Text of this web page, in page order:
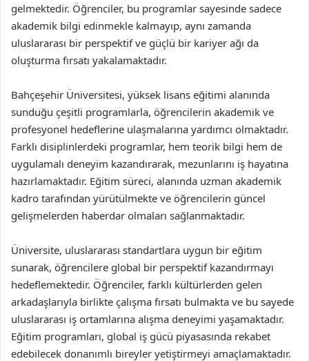
gelmektedir. Öğrenciler, bu programlar sayesinde sadece
akademik bilgi edinmekle kalmayıp, aynı zamanda
uluslararası bir perspektif ve güçlü bir kariyer ağı da
oluşturma fırsatı yakalamaktadır.
Bahçeşehir Üniversitesi, yüksek lisans eğitimi alanında
sunduğu çeşitli programlarla, öğrencilerin akademik ve
profesyonel hedeflerine ulaşmalarına yardımcı olmaktadır.
Farklı disiplinlerdeki programlar, hem teorik bilgi hem de
uygulamalı deneyim kazandırarak, mezunlarını iş hayatına
hazırlamaktadır. Eğitim süreci, alanında uzman akademik
kadro tarafından yürütülmekte ve öğrencilerin güncel
gelişmelerden haberdar olmaları sağlanmaktadır.
Üniversite, uluslararası standartlara uygun bir eğitim
sunarak, öğrencilere global bir perspektif kazandırmayı
hedeflemektedir. Öğrenciler, farklı kültürlerden gelen
arkadaşlarıyla birlikte çalışma fırsatı bulmakta ve bu sayede
uluslararası iş ortamlarına alışma deneyimi yaşamaktadır.
Eğitim programları, global iş gücü piyasasında rekabet
edebilecek donanımlı bireyler yetiştirmeyi amaçlamaktadır.